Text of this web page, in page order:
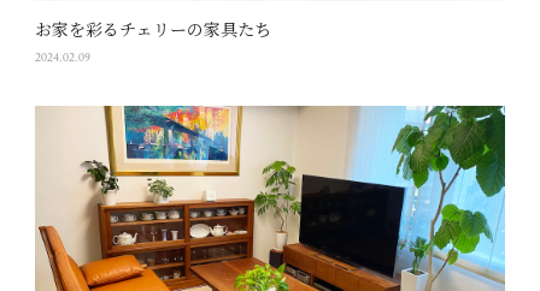
お家を彩るチェリーの家具たち
2024.02.09